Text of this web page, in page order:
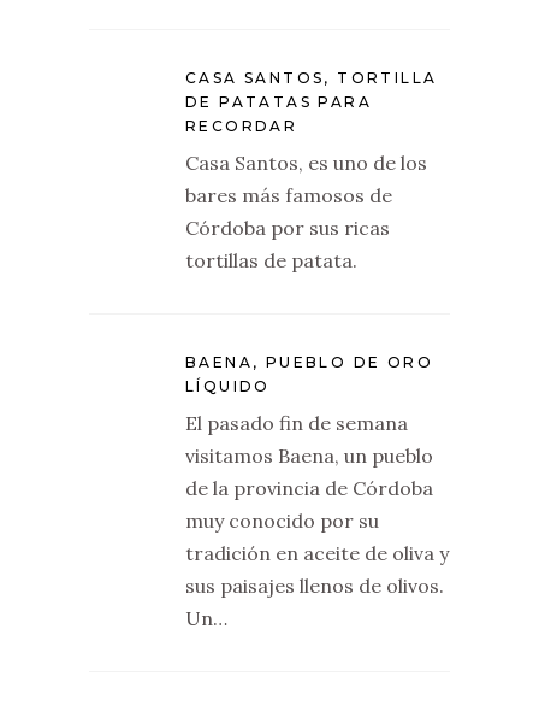
CASA SANTOS, TORTILLA
DE PATATAS PARA
RECORDAR
Casa Santos, es uno de los
bares más famosos de
Córdoba por sus ricas
tortillas de patata.
BAENA, PUEBLO DE ORO
LÍQUIDO
El pasado fin de semana
visitamos Baena, un pueblo
de la provincia de Córdoba
muy conocido por su
tradición en aceite de oliva y
sus paisajes llenos de olivos.
Un…